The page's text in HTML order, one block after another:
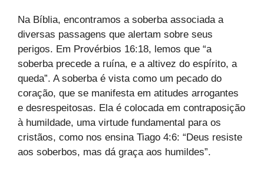
Na Bíblia, encontramos a soberba associada a
diversas passagens que alertam sobre seus
perigos. Em Provérbios 16:18, lemos que “a
soberba precede a ruína, e a altivez do espírito, a
queda”. A soberba é vista como um pecado do
coração, que se manifesta em atitudes arrogantes
e desrespeitosas. Ela é colocada em contraposição
à humildade, uma virtude fundamental para os
cristãos, como nos ensina Tiago 4:6: “Deus resiste
aos soberbos, mas dá graça aos humildes”.